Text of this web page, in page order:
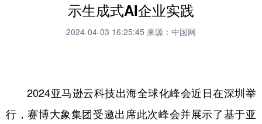
财经 网评
文化 书画 健康 军事
访谈 视频 图片 政务
示生成式AI企业实践
2024-04-03 16:25:45 来源：中国网
2024亚马逊云科技出海全球化峰会近日在深圳举
行，赛博大象集团受邀出席此次峰会并展示了基于亚